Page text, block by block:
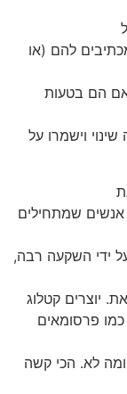
להם (או
אם הם בטעות
וישמרו על
אנשים שמתחילים
ידי השקעה רבה,
יוצרים קטלוג
פרסומאים
לא. הכי קשה